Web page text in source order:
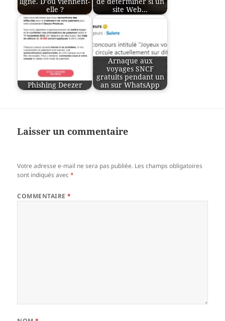
elle ?
site Web…
Phishing Deezer
Arnaque aux
voyages SNCF
gratuits pendant un
an sur WhatsApp
Laisser un commentaire
Votre adresse e-mail ne sera pas publiée. Les champs obligatoires
sont indiqués avec*
COMMENTAIRE*